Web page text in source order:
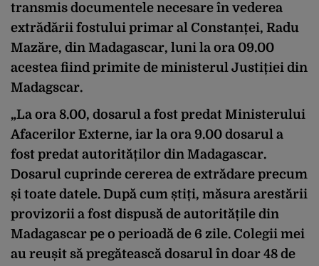
transmis documentele necesare în vederea
extrădării fostului primar al Constanței, Radu
Mazăre, din Madagascar, luni la ora 09.00
acestea fiind primite de ministerul Justiției din
Madagscar.
„La ora 8.00, dosarul a fost predat Ministerului
Afacerilor Externe, iar la ora 9.00 dosarul a
fost predat autorităților din Madagascar.
Dosarul cuprinde cererea de extrădare precum
și toate datele. După cum știți, măsura arestării
provizorii a fost dispusă de autoritățile din
Madagascar pe o perioadă de 6 zile. Colegii mei
au reușit să pregătească dosarul în doar 48 de